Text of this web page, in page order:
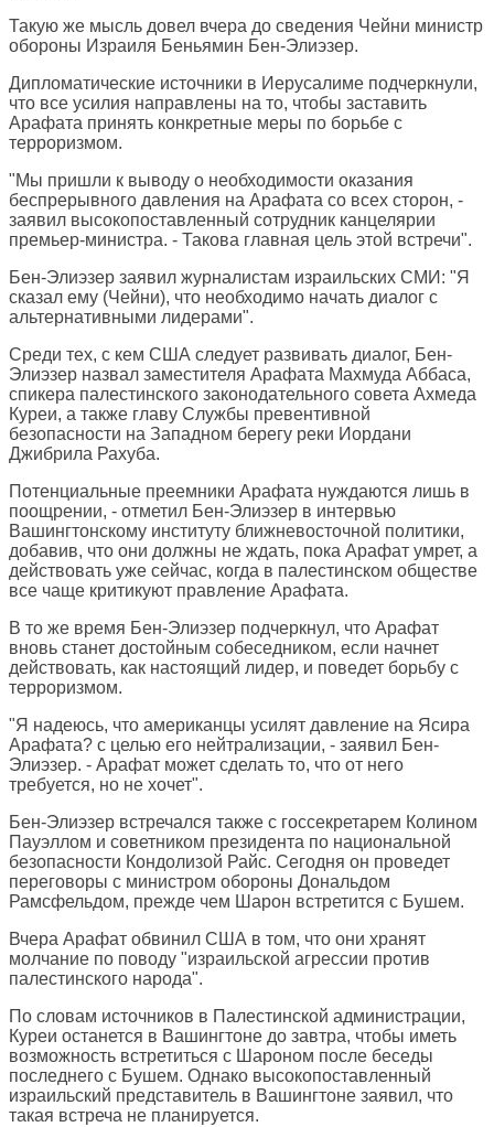
Такую же мысль довел вчера до сведения Чейни министр
обороны Израиля Беньямин Бен-Элиэзер.
Дипломатические источники в Иерусалиме подчеркнули,
что все усилия направлены на то, чтобы заставить
Арафата принять конкретные меры по борьбе с
терроризмом.
"Мы пришли к выводу о необходимости оказания
беспрерывного давления на Арафата со всех сторон, -
заявил высокопоставленный сотрудник канцелярии
премьер-министра. - Такова главная цель этой встречи".
Бен-Элиэзер заявил журналистам израильских СМИ: "Я
сказал ему (Чейни), что необходимо начать диалог с
альтернативными лидерами".
Среди тех, с кем США следует развивать диалог, Бен-
Элиэзер назвал заместителя Арафата Махмуда Аббаса,
спикера палестинского законодательного совета Ахмеда
Куреи, а также главу Службы превентивной
безопасности на Западном берегу реки Иордани
Джибрила Рахуба.
Потенциальные преемники Арафата нуждаются лишь в
поощрении, - отметил Бен-Элиэзер в интервью
Вашингтонскому институту ближневосточной политики,
добавив, что они должны не ждать, пока Арафат умрет, а
действовать уже сейчас, когда в палестинском обществе
все чаще критикуют правление Арафата.
В то же время Бен-Элиэзер подчеркнул, что Арафат
вновь станет достойным собеседником, если начнет
действовать, как настоящий лидер, и поведет борьбу с
терроризмом.
"Я надеюсь, что американцы усилят давление на Ясира
Арафата? с целью его нейтрализации, - заявил Бен-
Элиэзер. - Арафат может сделать то, что от него
требуется, но не хочет".
Бен-Элиэзер встречался также с госсекретарем Колином
Пауэллом и советником президента по национальной
безопасности Кондолизой Райс. Сегодня он проведет
переговоры с министром обороны Дональдом
Рамсфельдом, прежде чем Шарон встретится с Бушем.
Вчера Арафат обвинил США в том, что они хранят
молчание по поводу "израильской агрессии против
палестинского народа".
По словам источников в Палестинской администрации,
Куреи останется в Вашингтоне до завтра, чтобы иметь
возможность встретиться с Шароном после беседы
последнего с Бушем. Однако высокопоставленный
израильский представитель в Вашингтоне заявил, что
такая встреча не планируется.